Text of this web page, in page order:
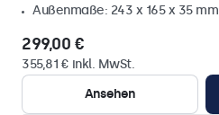
Außenmaße: 243 x 165 x 35 mm
299,00 €
355,81 € inkl. MwSt.
Ansehen